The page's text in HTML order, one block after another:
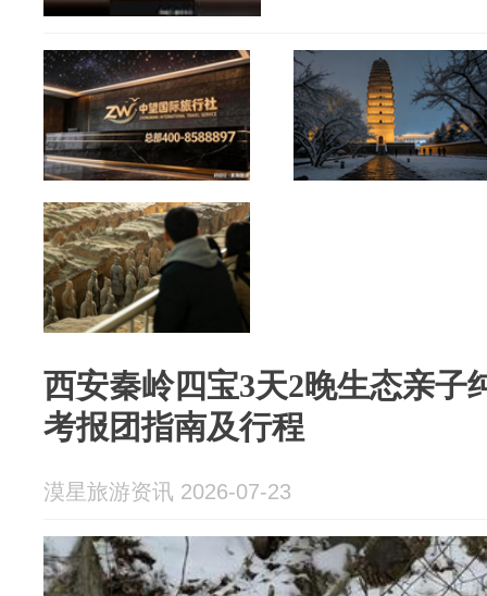
西安秦岭四宝3天2晚生态亲子
考报团指南及行程
漠星旅游资讯 2026-07-23